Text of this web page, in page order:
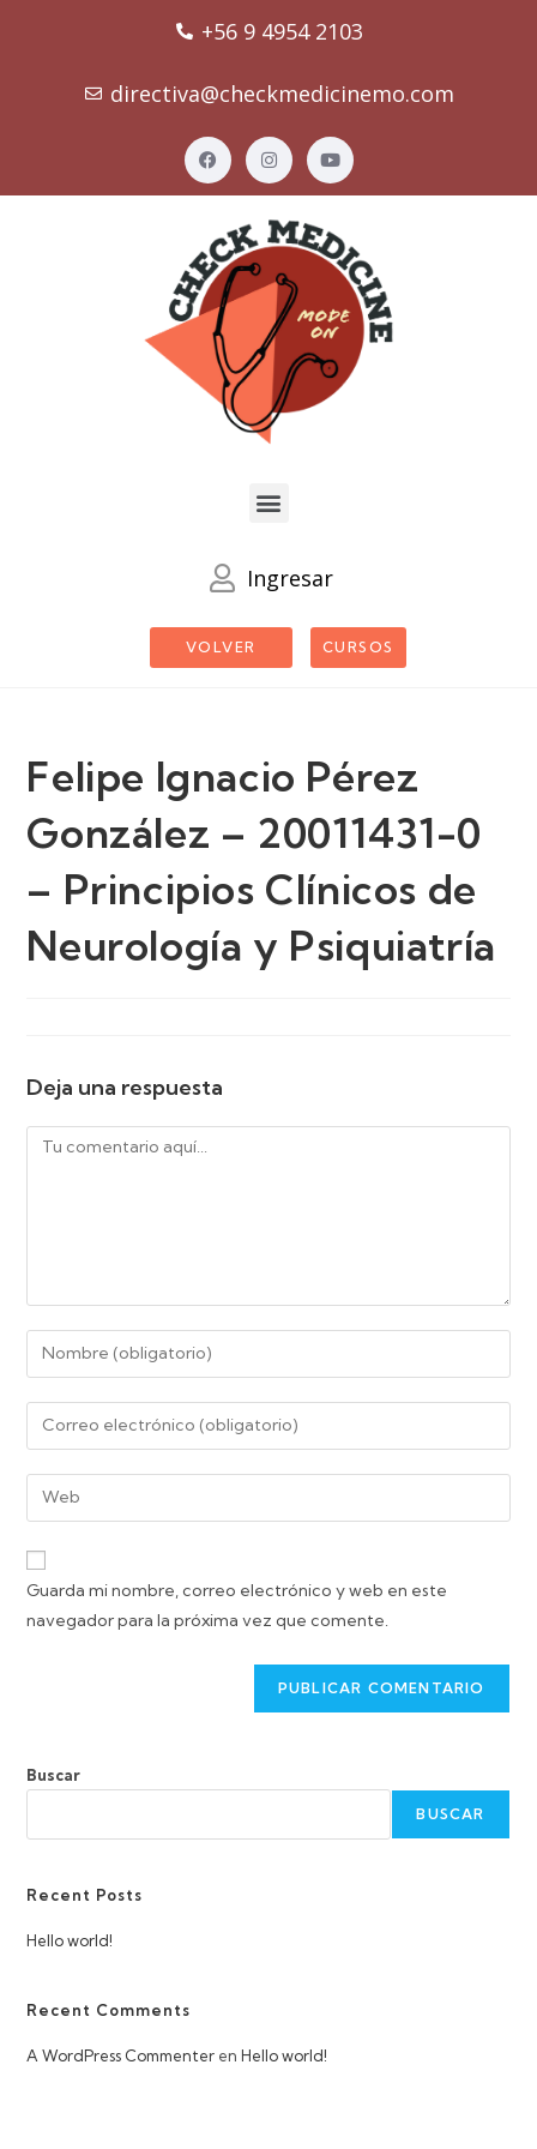
+56 9 4954 2103
directiva@checkmedicinemo.com
Ingresar
VOLVER CURSOS
Felipe Ignacio Pérez
González – 20011431-0
– Principios Clínicos de
Neurología y Psiquiatría
Deja una respuesta
Guarda mi nombre, correo electrónico y web en este
navegador para la próxima vez que comente.
Buscar
BUSCAR
Recent Posts
Hello world!
Recent Comments
A WordPress Commenter enHello world!